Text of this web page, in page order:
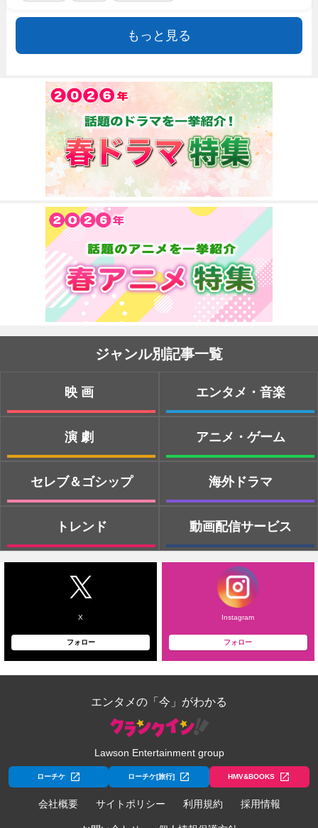
もっと見る
ジャンル別記事一覧
映画
演劇
セレブ＆ゴシップ
トレンド
エンタメ・音楽
アニメ・ゲーム
海外ドラマ
動画配信サービス
X
フォロー
Instagram
フォロー
エンタメの「今」がわかる
Lawson Entertainment group
ローチケ ローチケ[旅行] HMV&BOOKS
会社概要 サイトポリシー 利用規約 採用情報